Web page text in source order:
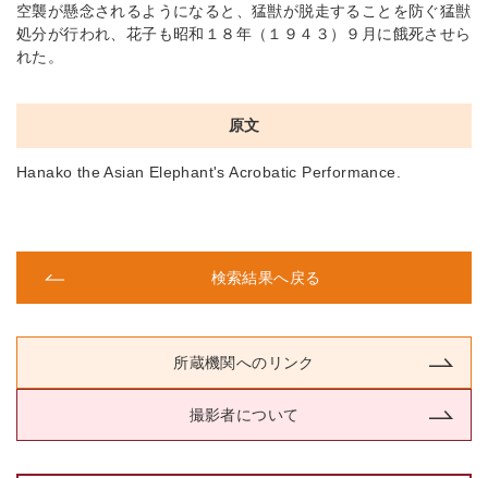
空襲が懸念されるようになると、猛獣が脱走することを防ぐ猛獣
処分が行われ、花子も昭和１８年（１９４３）９月に餓死させら
れた。
原文
Hanako the Asian Elephant's Acrobatic Performance.
検索結果へ戻る
所蔵機関へのリンク
撮影者について